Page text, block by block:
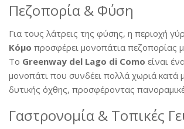
Πεζοπορία & Φύση
Για τους λάτρεις της φύσης, η περιοχή
Κόμο προσφέρει μονοπάτια πεζοπορίας
Το Greenway del Lago di Como είναι
μονοπάτι που συνδέει πολλά χωριά κατά
δυτικής όχθης, προσφέροντας
Γαστρονομία & Τοπικές